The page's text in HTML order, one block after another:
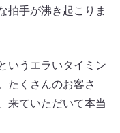
拍手が沸き起こりま
いうエラいタイミン
たくさんのお客さ
来ていただいて本当